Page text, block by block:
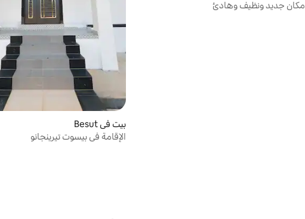
مكان جديد ونظيف وهادئ
بيت في Besut
الإقامة في بيسوت تيرينجانو